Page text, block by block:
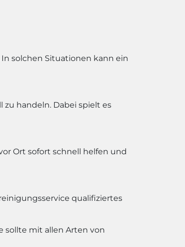
solchen Situationen kann ein
handeln. Dabei spielt es
Ort sofort schnell helfen und
qualifiziertes
sollte mit allen Arten von